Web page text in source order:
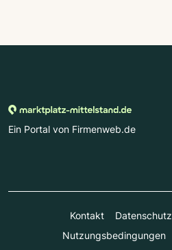
Ein Portal von Firmenweb.de
Kontakt Datenschutz
Nutzungsbedingungen